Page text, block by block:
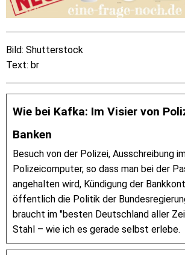
Bild: Shutterstock
Text: br
Wie bei Kafka: Im Visier von
Banken
Besuch von der Polizei, Ausschreibung
Polizeicomputer, so dass man bei der
angehalten wird, Kündigung der
öffentlich die Politik der
braucht im "besten Deutschland aller
Stahl – wie ich es gerade selbst erlebe.